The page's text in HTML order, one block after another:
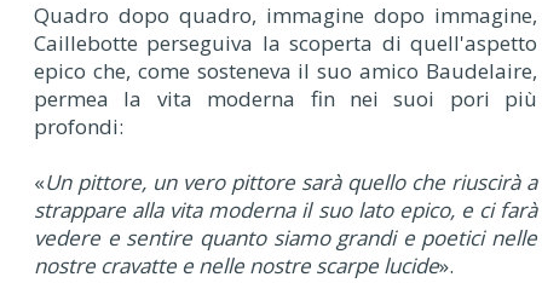
Quadro dopo quadro, immagine dopo immagine,
Caillebotte perseguiva la scoperta di quell'aspetto
epico che, come sosteneva il suo amico Baudelaire,
permea la vita moderna fin nei suoi pori più
profondi:
«Un pittore, un vero pittore sarà quello che riuscirà a
strappare alla vita moderna il suo lato epico, e ci farà
vedere e sentire quanto siamo grandi e poetici nelle
nostre cravatte e nelle nostre scarpe lucide».